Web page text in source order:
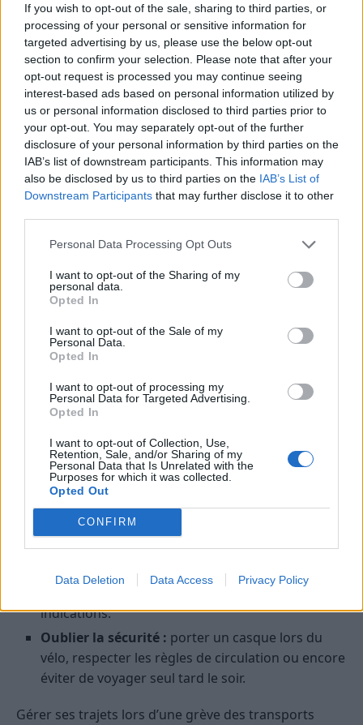
If you wish to opt-out of the sale, sharing to third parties, or
processing of your personal or sensitive information for
targeted advertising by us, please use the below opt-out
section to confirm your selection. Please note that after your
opt-out request is processed you may continue seeing
interest-based ads based on personal information utilized by
us or personal information disclosed to third parties prior to
your opt-out. You may separately opt-out of the further
disclosure of your personal information by third parties on the
IAB’s list of downstream participants. This information may
also be disclosed by us to third parties on the IAB’s List of
Downstream Participants that may further disclose it to other
Personal Data Processing Opt Outs
I want to opt-out of the Sharing of my
personal data.
Opted In
I want to opt-out of the Sale of my
Personal Data.
Opted In
I want to opt-out of processing my
Personal Data for Targeted Advertising.
Opted In
I want to opt-out of Collection, Use,
Retention, Sale, and/or Sharing of my
Personal Data that Is Unrelated with the
Purposes for which it was collected.
Opted Out
CONFIRM
Data Deletion Data Access Privacy Policy
Partir en avance :cela vous donne une marge de
manœuvre en cas de retard ou d’imprévus.
Prévoir des moyens de paiement alternatifs :
cartes bancaires, espèces ou abonnements
valides sur plusieurs modes de transport.
Se renseigner en temps réel :utilisez des
applications mobiles ou des sites internet pour
suivre l’état du trafic et des lignes.
Adopter une attitude flexible :être prêt à
modifier ses plans si nécessaire, en restant
patient et courtois.
vous avez des rendez-vous importants ou des
horaires stricts.
Ce qu’il faut éviter lors d’une grève
des transports
Ne pas s’informer :essayer de voyager sans
connaître l’état du réseau augmente le risque de
retards ou d’annulations.
Se précipiter :cela peut conduire à des erreurs
ou à des comportements dangereux, notamment
dans la circulation ou lors de l’utilisation de
modes de déplacement doux.
Ignorer les consignes officielles :en cas de
perturbations majeures ou de recommandations
indications.
Oublier la sécurité : porter un casque lors du
vélo, respecter les règles de circulation ou encore
éviter de voyager seul tard le soir.
Gérer ses trajets lors d’une grève des transports